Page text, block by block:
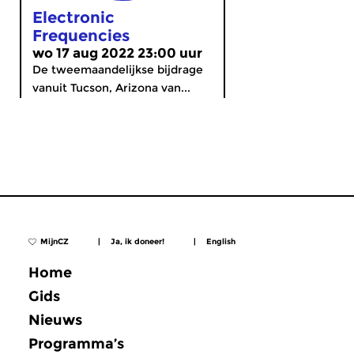
Electronic
Frequencies
wo 17 aug 2022 23:00 uur
De tweemaandelijkse bijdrage
vanuit Tucson, Arizona van...
MijnCZ | Ja, ik doneer! | English
Home
Gids
Nieuws
Programma’s